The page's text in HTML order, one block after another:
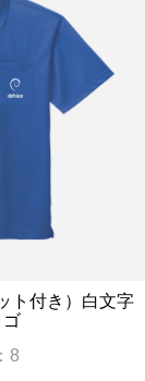
ト付き）白文字
ゴ
8